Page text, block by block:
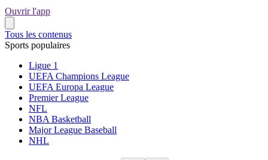
Ouvrir l'app
Tous les contenus
Sports populaires
Ligue 1
UEFA Champions League
UEFA Europa League
Premier League
NFL
NBA Basketball
Major League Baseball
NHL